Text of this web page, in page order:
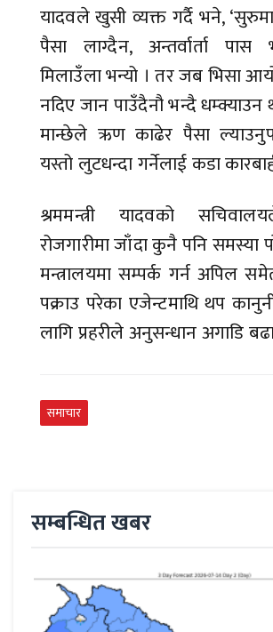
यादवले खुसी व्यक्त गर्दै भने,
पैसा लाग्दैन, अन्तर्वार्ता
मिलाउँला भन्यो । तर जब भिसा
नदिए जान पाउँदैनौ भन्दै धम्क्याउन
मान्छेले ऋण काढेर पैसा
यस्तो लुटधन्दा गर्नेलाई कडा
श्रममन्त्री यादवको
रोजगारीमा जाँदा कुनै पनि समस्या
मन्त्रालयमा सम्पर्क गर्न अपिल
पक्राउ परेका एजेन्टमाथि थप
लागि प्रहरीले अनुसन्धान अगाडि
समाचार
सम्बन्धित खबर